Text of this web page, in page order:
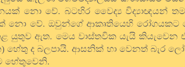
නො වේ. බටහිර වෛද්‍ය විද්‍යාඥයන්
නො වේ. ඔවුන්ගේ ආකෘතියෙහි රෝගයකට
යුතුව ඇත. මෙය වාස්තවික යැයි
හේතු ද බලපායි. ආසනික් හා වෙනත් බැර
හේතුවෙනි.